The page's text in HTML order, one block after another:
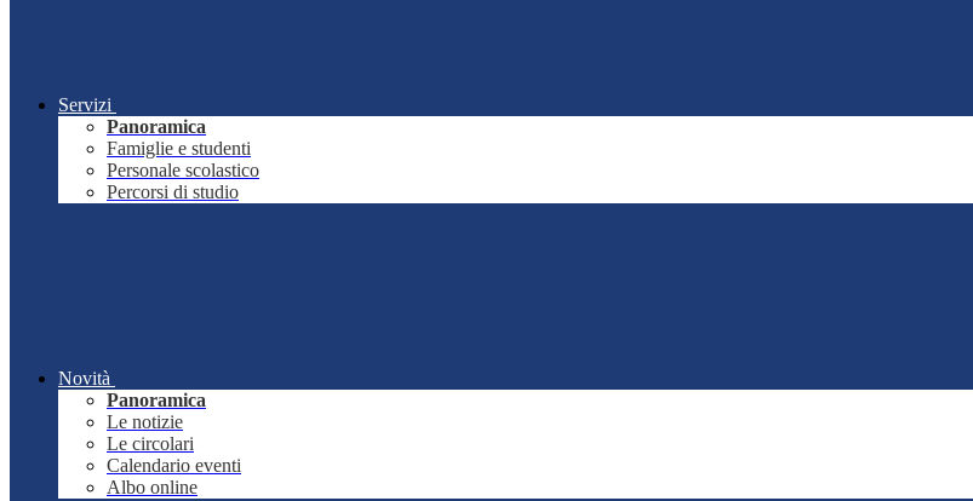
Servizi
Panoramica
Famiglie e studenti
Personale scolastico
Percorsi di studio
Novità
Panoramica
Le notizie
Le circolari
Calendario eventi
Albo online